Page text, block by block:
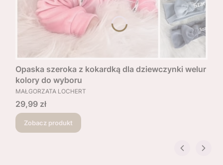
Opaska szeroka z kokardką dla dziewczynki welur
kolory do wyboru
PRODUCENT
MAŁGORZATA LOCHERT
Cena
29,99 zł
Zobacz produkt